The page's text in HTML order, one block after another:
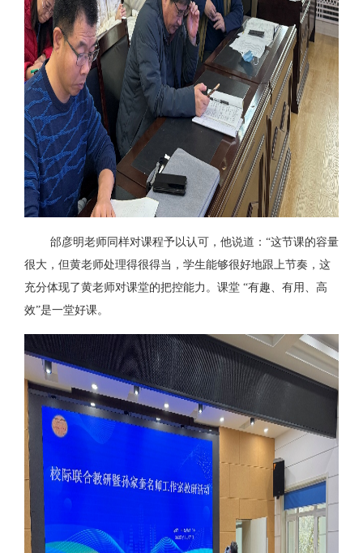
邰彦明老师同样对课程予以认可，他说道： “这节课的容量
很大，但黄老师处理得很得当，学生能够很好地跟上节奏，这
充分体现了黄老师对课堂的把控能力。课堂 “有趣、有用、高
效”是一堂好课。